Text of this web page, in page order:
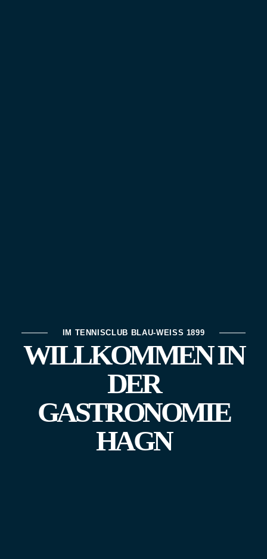
IM TENNISCLUB BLAU-WEISS 1899
WILLKOMMEN IN
DER
GASTRONOMIE
HAGN